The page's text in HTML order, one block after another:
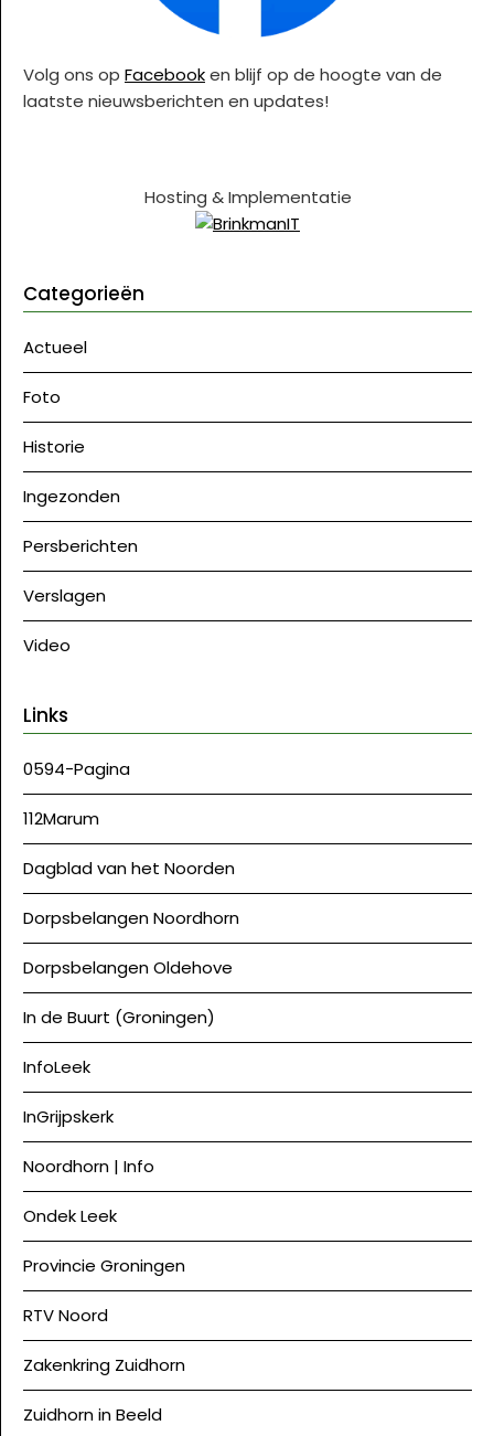
Volg ons op Facebooken blijf op de hoogte van de
laatste nieuwsberichten en updates!
Hosting & Implementatie
Categorieën
Actueel
Foto
Historie
Ingezonden
Persberichten
Verslagen
Video
Links
0594-Pagina
112Marum
Dagblad van het Noorden
Dorpsbelangen Noordhorn
Dorpsbelangen Oldehove
In de Buurt (Groningen)
InfoLeek
InGrijpskerk
Noordhorn | Info
Ondek Leek
Provincie Groningen
RTV Noord
Zakenkring Zuidhorn
Zuidhorn in Beeld